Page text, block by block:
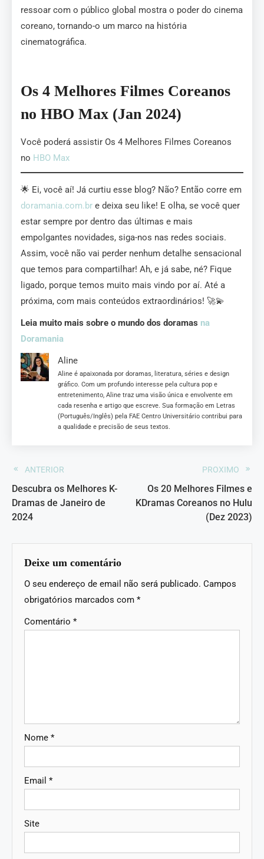
ressoar com o público global mostra o poder do cinema
coreano, tornando-o um marco na história
cinematográfica.
Os 4 Melhores Filmes Coreanos
no HBO Max (Jan 2024)
Você poderá assistir Os 4 Melhores Filmes Coreanos
no HBO Max
🌟 Ei, você aí! Já curtiu esse blog? Não? Então corre em
doramania.com.br e deixa seu like! E olha, se você quer
estar sempre por dentro das últimas e mais
empolgantes novidades, siga-nos nas redes sociais.
Assim, você não vai perder nenhum detalhe sensacional
que temos para compartilhar! Ah, e já sabe, né? Fique
ligado, porque temos muito mais vindo por aí. Até a
próxima, com mais conteúdos extraordinários! 🚀💫
Leia muito mais sobre o mundo dos doramas na
Doramania
Aline
Aline é apaixonada por doramas, literatura, séries e design
gráfico. Com um profundo interesse pela cultura pop e
entretenimento, Aline traz uma visão única e envolvente em
cada resenha e artigo que escreve. Sua formação em Letras
(Português/Inglês) pela FAE Centro Universitário contribui para
a qualidade e precisão de seus textos.
ANTERIOR
Descubra os Melhores K-
Dramas de Janeiro de
2024
PROXIMO
Os 20 Melhores Filmes e
KDramas Coreanos no Hulu
(Dez 2023)
Deixe um comentário
O seu endereço de email não será publicado. Campos
obrigatórios marcados com *
Comentário *
Nome *
Email *
Site